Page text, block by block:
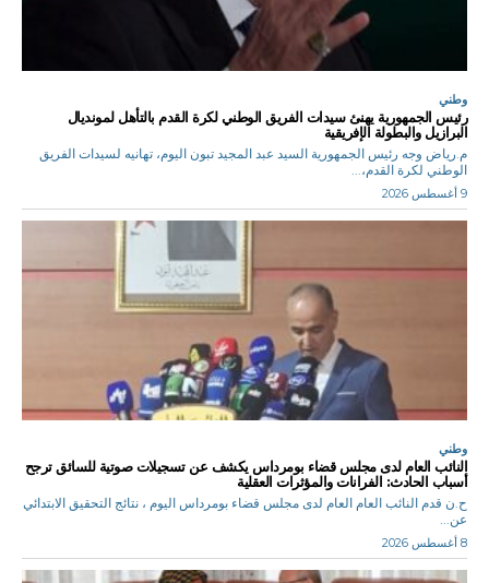
وطني
رئيس الجمهورية يهنئ سيدات الفريق الوطني لكرة القدم بالتأهل لمونديال
البرازيل والبطولة الإفريقية
م.رياض وجه رئيس الجمهورية السيد عبد المجيد تبون اليوم، تهانيه لسيدات الفريق
الوطني لكرة القدم،...
9 أغسطس 2026
وطني
النائب العام لدى مجلس قضاء بومرداس يكشف عن تسجيلات صوتية للسائق ترجح
أسباب الحادث: الفرانات والمؤثرات العقلية
ح.ن قدم النائب العام العام لدى مجلس قضاء بومرداس اليوم ، نتائج التحقيق الابتدائي
عن...
8 أغسطس 2026